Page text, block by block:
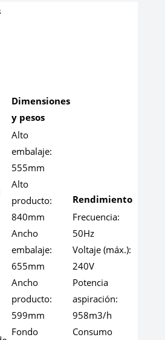
Dimensiones
y pesos
Alto
embalaje:
555mm
Alto
producto:
840mm
Ancho
embalaje:
655mm
Ancho
producto:
599mm
Fondo
Rendimiento
Frecuencia:
50Hz
Voltaje (máx.):
240V
Potencia
aspiración:
958m3/h
Consumo